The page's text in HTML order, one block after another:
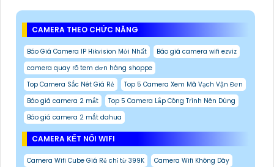
CAMERA THEO CHỨC NĂNG
Báo Giá Camera IP Hikvision Mới Nhất
Báo giá camera wifi ezviz
camera quay rõ tem đơn hàng shoppe
Top Camera Sắc Nét Giá Rẻ
Top 5 Camera Xem Mã Vạch Vận Đơn
Báo giá camera 2 mắt
Top 5 Camera Lắp Công Trình Nên Dùng
Báo giá camera 2 mắt dahua
CAMERA KẾT NỐI WIFI
Camera Wifi Cube Giá Rẻ chỉ từ 399K
Camera Wifi Không Dây